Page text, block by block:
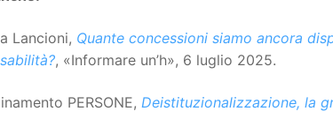
Lancioni, Quante concessioni siamo ancora
, «Informare un’h», 6 luglio 2025.
PERSONE, Deistituzionalizzazione, la